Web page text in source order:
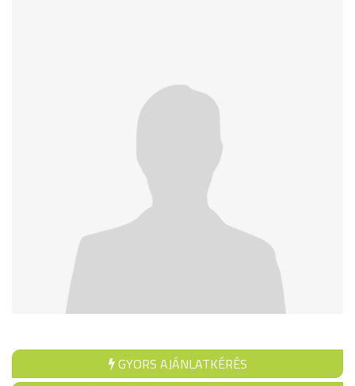
GYORS AJÁNLATKÉRÉS